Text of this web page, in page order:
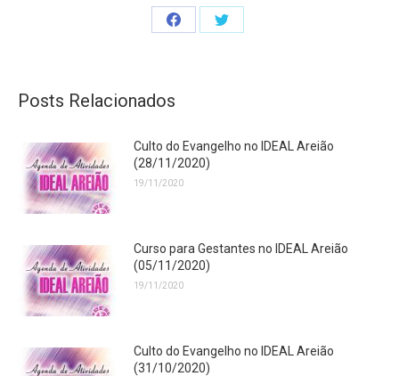
Share
Share
Posts Relacionados
Culto do Evangelho no IDEAL Areião
(28/11/2020)
19/11/2020
Curso para Gestantes no IDEAL Areião
(05/11/2020)
19/11/2020
Culto do Evangelho no IDEAL Areião
(31/10/2020)